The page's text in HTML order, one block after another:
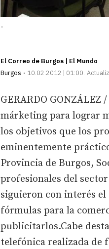
-
El Correo de Burgos | El Mundo
Burgos
10.02.2012 | 01:00
GERARDO
márketing para lograr
los objetivos que los
eminentemente
Provincia de Burgos,
profesionales del
siguieron con interés
fórmulas para la
publicitarlos.Cabe
telefónica realizada de